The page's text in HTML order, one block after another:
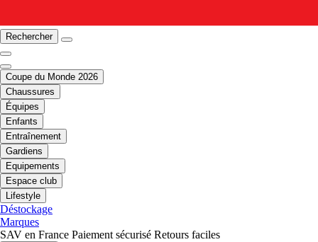
Rechercher
Coupe du Monde 2026
Chaussures
Équipes
Enfants
Entraînement
Gardiens
Equipements
Espace club
Lifestyle
Déstockage
Marques
SAV en France Paiement sécurisé Retours faciles